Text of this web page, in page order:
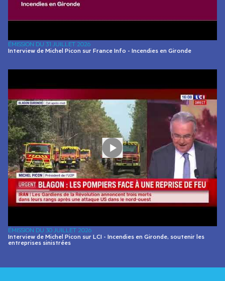
ÉMISSION DU 31 JUILLET 2026
Interview de Michel Picon sur France Info - Incendies en Gironde
ÉMISSION DU 30 JUILLET 2026
Interview de Michel Picon sur LCI - Incendies en Gironde, soutenir les
entreprises sinistrées